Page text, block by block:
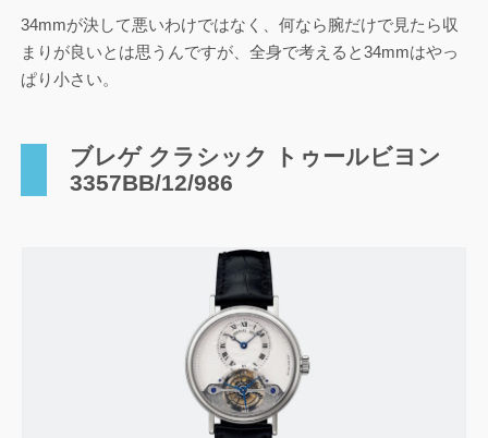
34mmが決して悪いわけではなく、何なら腕だけで見たら収
まりが良いとは思うんですが、全身で考えると34mmはやっ
ぱり小さい。
ブレゲ クラシック トゥールビヨン
3357BB/12/986